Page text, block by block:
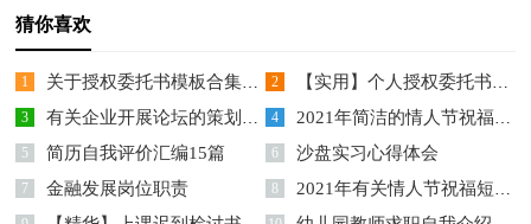
猜你喜欢
1 关于授权委托书模板合集8篇 2 【实用】个人授权委托书范文锦集七篇
3 有关企业开展论坛的策划方案 4 2021年简洁的情人节祝福短语汇编76条
5 简历自我评价汇编15篇 6 沙盘实习心得体会
7 金融发展岗位职责 8 2021年有关情人节祝福短语69句